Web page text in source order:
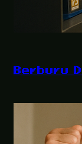
Berburu